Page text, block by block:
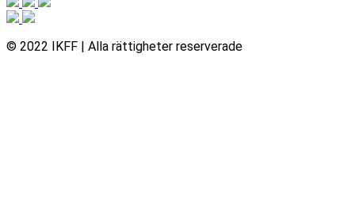
© 2022 IKFF | Alla rättigheter reserverade